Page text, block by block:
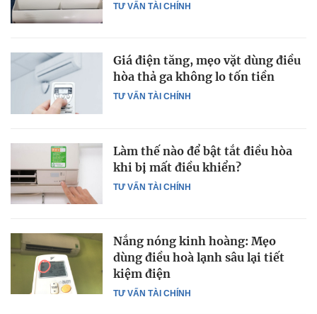
TƯ VẤN TÀI CHÍNH
TƯ VẤN TÀI CHÍNH
Giá điện tăng, mẹo vặt dùng điều
hòa thả ga không lo tốn tiền
TƯ VẤN TÀI CHÍNH
Làm thế nào để bật tắt điều hòa
khi bị mất điều khiển?
TƯ VẤN TÀI CHÍNH
Nắng nóng kinh hoàng: Mẹo
dùng điều hoà lạnh sâu lại tiết
kiệm điện